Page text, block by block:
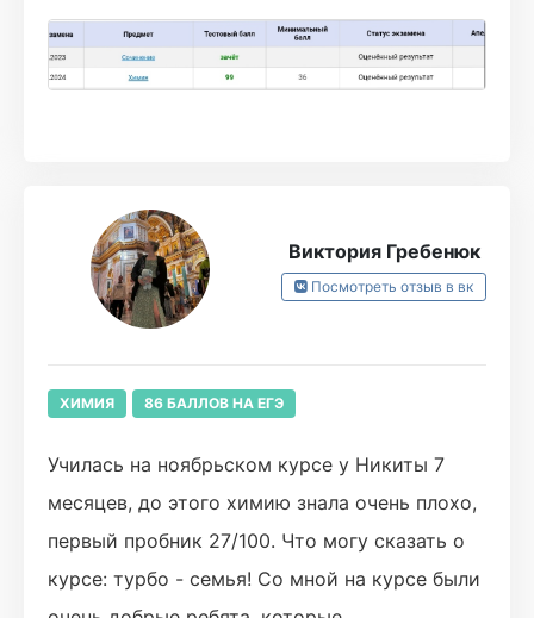
подстёгивает интерес к химии. В чате всегда
можно задать вопрос, на который
помогает отрабатывать номера первой
части, это очень важно, так как для ЕГЭ по
химии нужна практика. Рекомендую турбо
преподавателя.
Виктория Гребенюк
Посмотреть отзыв в вк
ХИМИЯ 86 БАЛЛОВ НА ЕГЭ
Училась на ноябрьском курсе у Никиты 7
месяцев, до этого химию знала очень плохо,
первый пробник 27/100. Что могу сказать о
курсе: турбо - семья! Со мной на курсе были